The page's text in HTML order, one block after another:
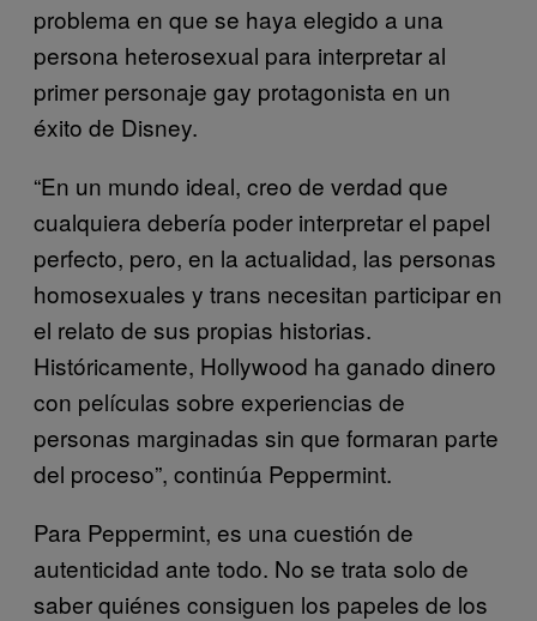
problema en que se haya elegido a una
persona heterosexual para interpretar al
primer personaje gay protagonista en un
éxito de Disney.
“En un mundo ideal, creo de verdad que
cualquiera debería poder interpretar el papel
perfecto, pero, en la actualidad, las personas
homosexuales y trans necesitan participar en
el relato de sus propias historias.
Históricamente, Hollywood ha ganado dinero
con películas sobre experiencias de
personas marginadas sin que formaran parte
del proceso”, continúa Peppermint.
Para Peppermint, es una cuestión de
autenticidad ante todo. No se trata solo de
saber quiénes consiguen los papeles de los